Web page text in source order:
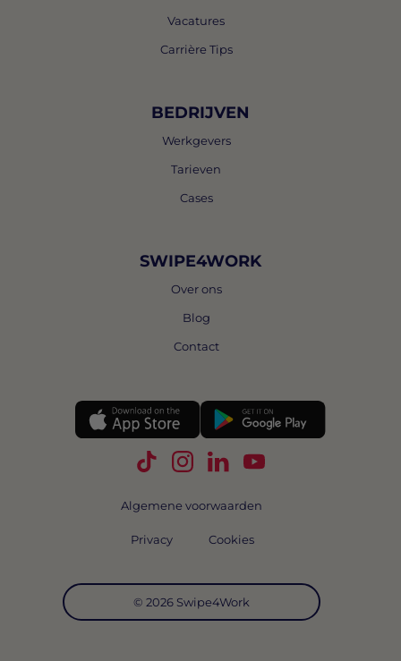
Vacatures
Carrière Tips
BEDRIJVEN
Werkgevers
Tarieven
Cases
SWIPE4WORK
Over ons
Blog
Contact
Volg Swipe4Work op TikTok
Volg Swipe4Work op
Volg Swipe4Work op
Volg Swipe4Work
© 2026 Swipe4Work
Algemene voorwaarden
Privacy Cookies